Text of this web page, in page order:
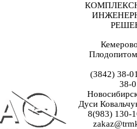
(3842) 38-
38-
Дуси
8(983) 130-